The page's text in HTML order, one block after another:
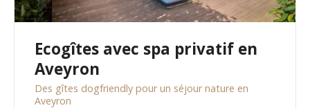
Ecogîtes avec spa privatif en
Aveyron
Des gîtes dogfriendly pour un séjour nature en
Aveyron